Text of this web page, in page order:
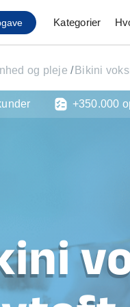
Kategorier
Affaldsfjernelse
Hjælp til mobil, pc, tv
Installation af
Møbelsamling og
Ophængning af
og pleje / Bikini
+350.000